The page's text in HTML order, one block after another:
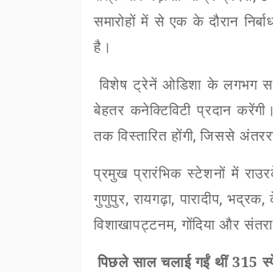
समारोहों में से एक के दौरान
है।
विशेष ट्रेनें ओडिशा के लगभग
बेहतर कनेक्टिविटी प्रदान
तक विस्तारित होंगी,जिससे
प्रमुख प्रारंभिक स्टेशनों में
गुणुपुर,रायगढ़ा,पारादीप,भद्रक,
विशाखापट्टनम,गोंदिया और
पिछले साल चलाई गईं थीं 315